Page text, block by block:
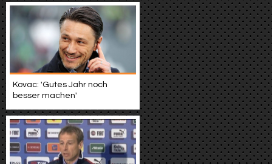
Kovac: 'Gutes Jahr noch
besser machen'